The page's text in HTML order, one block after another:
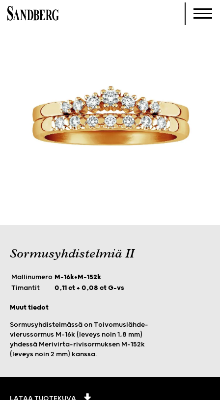
Sormusyhdistelmiä II
Mallinumero M-16k+M-152k
Timantit
0,11 ct + 0,08 ct G-vs
Muut tiedot
Sormusyhdistelmässä on Toivomuslähde-
vierussormus M-16k (leveys noin 1,8 mm)
yhdessä Merivirta-rivisormuksen M-152k
(leveys noin 2 mm) kanssa.